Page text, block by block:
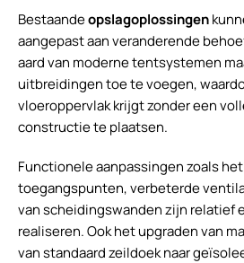
Bestaandeopslagoplossingen
aangepast aan veranderende
aard van moderne tentsystemen
uitbreidingen toe te voegen,
vloeroppervlak krijgt zonder een
constructie te plaatsen.
Functionele aanpassingen zoals
toegangspunten, verbeterde
van scheidingswanden zijn relatief
realiseren. Ook het upgraden van
van standaard zeildoek naar